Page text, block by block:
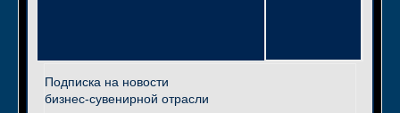
Подписка на новости
бизнес-сувенирной отрасли